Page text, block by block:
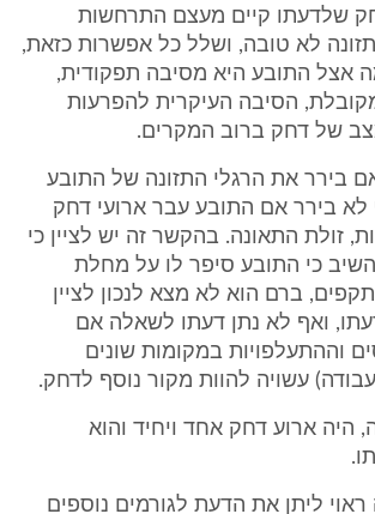
שלדעתו קיים מעצם התרחשות
לא טובה, ושלל כל אפשרות כזאת,
אצל התובע היא מסיבה תפקודית,
הסיבה העיקרית להפרעות
של דחק ברוב המקרים.
בירר את הרגלי התזונה של התובע
לא בירר אם התובע עבר ארועי דחק
זולת התאונה. בהקשר זה יש לציין כי
כי התובע סיפר לו על מחלת
ברם הוא לא מצא לנכון לציין
דעתו, ואף לא נתן דעתו לשאלה אם
וההתעלפויות במקומות שונים
עשויה להוות מקור נוסף לדחק.
היה ארוע דחק אחד ויחיד והוא
ליתן את הדעת לגורמים נוספים